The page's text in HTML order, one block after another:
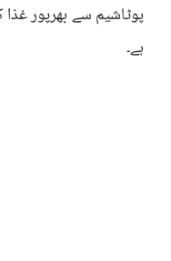
پوٹاشیم سے بھرپور غذا
ہے۔